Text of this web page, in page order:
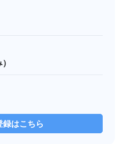
録はこちら